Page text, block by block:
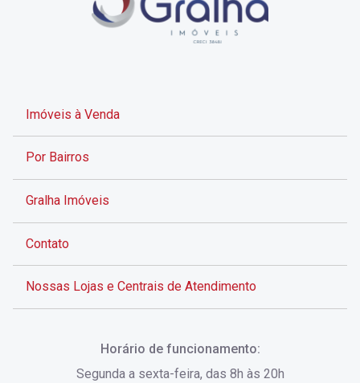
Imóveis à Venda
Por Bairros
Gralha Imóveis
Contato
Nossas Lojas e Centrais de Atendimento
Horário de funcionamento:
Segunda a sexta-feira, das 8h às 20h